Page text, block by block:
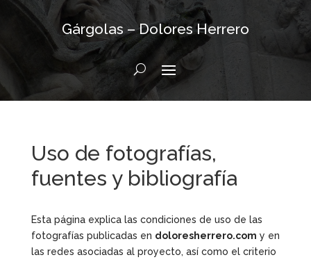
Gárgolas – Dolores Herrero
Uso de fotografías,
fuentes y bibliografía
Esta página explica las condiciones de uso de las
fotografías publicadas en doloresherrero.com y en
las redes asociadas al proyecto, así como el criterio